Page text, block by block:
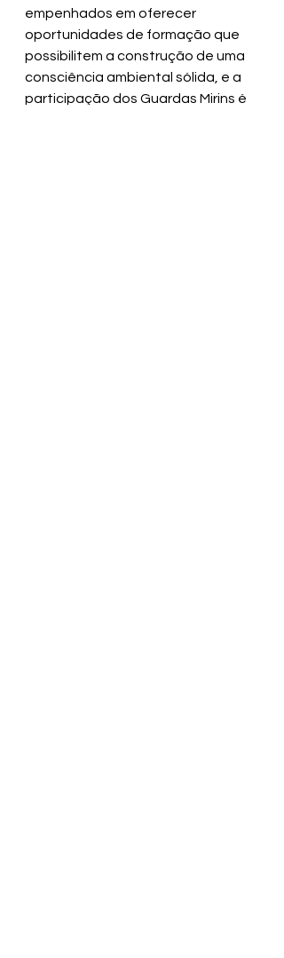
empenhados em oferecer
oportunidades de formação que
possibilitem a construção de uma
consciência ambiental sólida, e a
participação dos Guardas Mirins é